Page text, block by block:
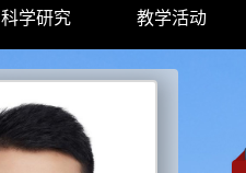
科学研究 教学活动